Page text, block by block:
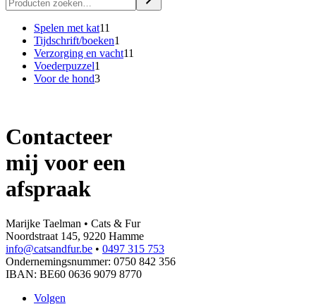
Spelen met kat11
producten
Tijdschrift/boeken1
product
Verzorging en vacht11
Voederpuzzel1
product
Voor de hond33
Contacteer
mij voor een
afspraak
Marijke Taelman • Cats & Fur
Noordstraat 145, 9220 Hamme
info@catsandfur.be • 0497 315 753
Ondernemingsnummer: 0750 842 356
IBAN: BE60 0636 9079 8770
Volgen